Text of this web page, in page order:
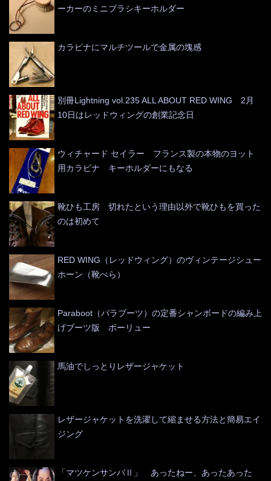
ーカーのミニブラシキーホルダー
カラビナにマルチツールで金属の塊感
別冊Lightning vol.235 ALL ABOUT RED WING 2月
10日はレッドウィングの創業記念日
ウィチャード セイラー フランス製の本物のヨット
用カラビナ キーホルダーにもなる
靴ひも工房 切れたという理由以外で靴ひもを買った
のは初めて
RED WING（レッドウィング）のヴィンテージシュー
ホーン（靴べら）
Paraboot（パラブーツ）の定番シャンボードの編み上
げブーツ版 ボーリュー
馬油でしっとりレザージャケット
レザージャケットを洗濯して縮ませる方法と簡易エイ
ジング
「マツケンサンバⅡ」 あったねー、あったあった